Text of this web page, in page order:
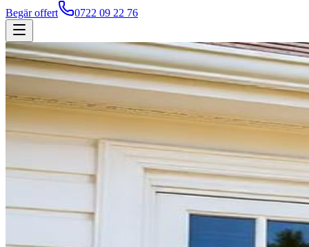
Begär offert
0722 09 22 76